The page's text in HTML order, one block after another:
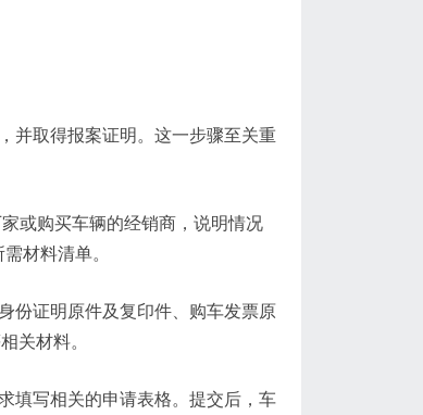
并取得报案证明。这一步骤至关重
或购买车辆的经销商，说明情况
材料清单。
份证明原件及复印件、购车发票原
关材料。
填写相关的申请表格。提交后，车